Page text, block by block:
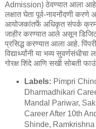
Admission) ठेवण्यात आला आहे;
लक्षात घेता पूर्व-नावनोंदणी
आयोजकांतर्फे अधिकृत संपर्क
जाहीर करण्यात आले असून
प्रसिद्ध करण्यात आला आहे.
विद्यार्थ्यांनी या भव्य
गोरक्ष शिंदे आणि सखी सोबती
Labels: Pimpri
Dharmadhikari
Mandal Pariwar,
Career After 10th
Shinde,